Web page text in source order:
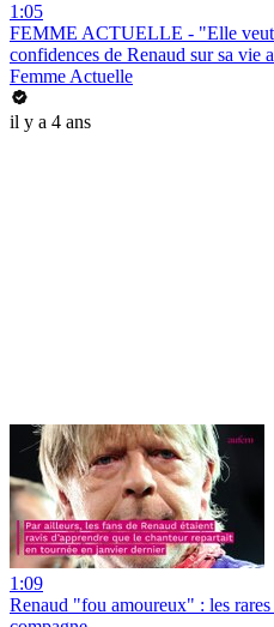
1:05
FEMME ACTUELLE - "Elle veut
confidences de Renaud sur sa vie
Femme Actuelle
il y a 4 ans
1:09
Renaud "fou amoureux" : les